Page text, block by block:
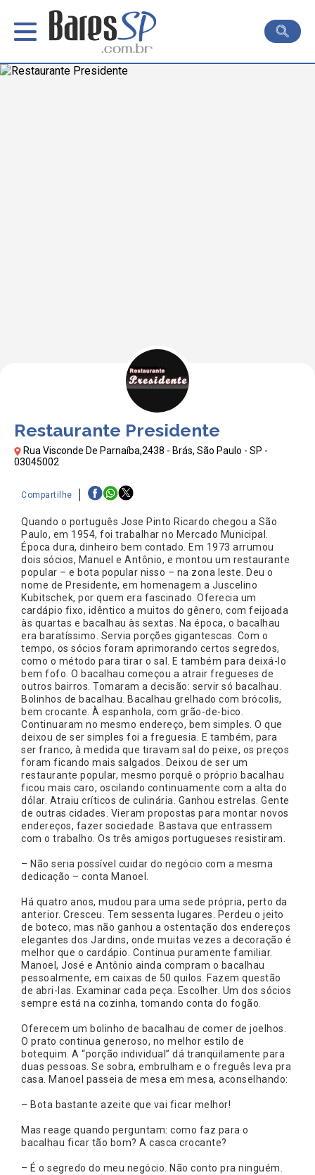
Restaurante Presidente
Rua Visconde De Parnaíba,2438 - Brás, São Paulo - SP -
03045002
Compartilhe
Quando o português Jose Pinto Ricardo chegou a São
Paulo, em 1954, foi trabalhar no Mercado Municipal.
Época dura, dinheiro bem contado. Em 1973 arrumou
dois sócios, Manuel e Antônio, e montou um restaurante
popular – e bota popular nisso – na zona leste. Deu o
nome de Presidente, em homenagem a Juscelino
Kubitschek, por quem era fascinado. Oferecia um
cardápio fixo, idêntico a muitos do gênero, com feijoada
às quartas e bacalhau às sextas. Na época, o bacalhau
era baratíssimo. Servia porções gigantescas. Com o
tempo, os sócios foram aprimorando certos segredos,
como o método para tirar o sal. E também para deixá-lo
bem fofo. O bacalhau começou a atrair fregueses de
outros bairros. Tomaram a decisão: servir só bacalhau.
Bolinhos de bacalhau. Bacalhau grelhado com brócolis,
bem crocante. À espanhola, com grão-de-bico.
Continuaram no mesmo endereço, bem simples. O que
deixou de ser simples foi a freguesia. E também, para
ser franco, à medida que tiravam sal do peixe, os preços
foram ficando mais salgados. Deixou de ser um
restaurante popular, mesmo porquê o próprio bacalhau
ficou mais caro, oscilando continuamente com a alta do
dólar. Atraiu críticos de culinária. Ganhou estrelas. Gente
de outras cidades. Vieram propostas para montar novos
endereços, fazer sociedade. Bastava que entrassem
com o trabalho. Os três amigos portugueses resistiram.
– Não seria possível cuidar do negócio com a mesma
dedicação – conta Manoel.
Há quatro anos, mudou para uma sede própria, perto da
anterior. Cresceu. Tem sessenta lugares. Perdeu o jeito
de boteco, mas não ganhou a ostentação dos endereços
elegantes dos Jardins, onde muitas vezes a decoração é
melhor que o cardápio. Continua puramente familiar.
Manoel, José e Antônio ainda compram o bacalhau
pessoalmente, em caixas de 50 quilos. Fazem questão
de abri-las. Examinar cada peça. Escolher. Um dos sócios
sempre está na cozinha, tomando conta do fogão.
Oferecem um bolinho de bacalhau de comer de joelhos.
O prato continua generoso, no melhor estilo de
botequim. A “porção individual” dá tranqüilamente para
duas pessoas. Se sobra, embrulham e o freguês leva pra
casa. Manoel passeia de mesa em mesa, aconselhando:
– Bota bastante azeite que vai ficar melhor!
Mas reage quando perguntam: como faz para o
bacalhau ficar tão bom? A casca crocante?
– É o segredo do meu negócio. Não conto pra ninguém.